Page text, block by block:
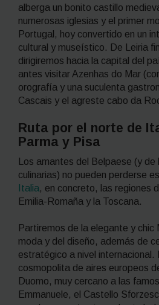
alberga un bonito castillo
numerosas iglesias y el primer
Portugal, hoy convertido en un
cultural y museístico. De Leiria
dirigiremos hacia la capital del
antes visitar Azenhas do Mar
orografía y una suculenta
Cascais y el agreste cabo da
Ruta por el norte de
Parma y Pisa
Los amantes del Belpaese (y
culinarias) no pueden perderse
Italia, en concreto, las regiones
Emilia-Romaña y la Toscana.
Partiremos de la elegante y chic
moda y del diseño, además de
estratégico a nivel internacional.
cosmopolita de aires europeos
Duomo, muy cercano a las
Emmanuele, el Castello